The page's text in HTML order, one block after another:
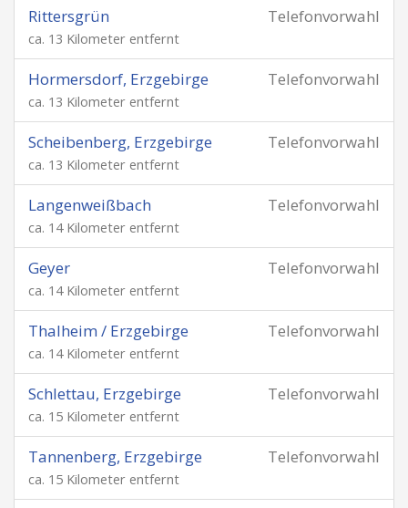
Telefonvorwahl
Rittersgrün
ca. 13 Kilometer entfernt
Telefonvorwahl
Hormersdorf, Erzgebirge
ca. 13 Kilometer entfernt
Telefonvorwahl
Scheibenberg, Erzgebirge
ca. 13 Kilometer entfernt
Telefonvorwahl
Langenweißbach
ca. 14 Kilometer entfernt
Telefonvorwahl
Geyer
ca. 14 Kilometer entfernt
Telefonvorwahl
Thalheim / Erzgebirge
ca. 14 Kilometer entfernt
Telefonvorwahl
Schlettau, Erzgebirge
ca. 15 Kilometer entfernt
Telefonvorwahl
Tannenberg, Erzgebirge
ca. 15 Kilometer entfernt